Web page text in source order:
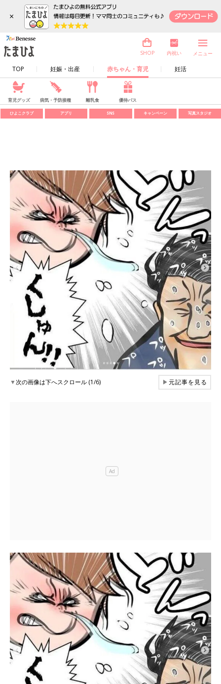
×
TOP 妊娠・出産 赤ちゃん・育児 妊活
SHOP 内祝い メニュー
育児グッズ 病気・予防接種 離乳食 優待パス
ひよこクラブ アプリ SNS キャンペーン 写真スタジオ
▼次の画像は下へスクロール (1/6) ▶元記事を見る